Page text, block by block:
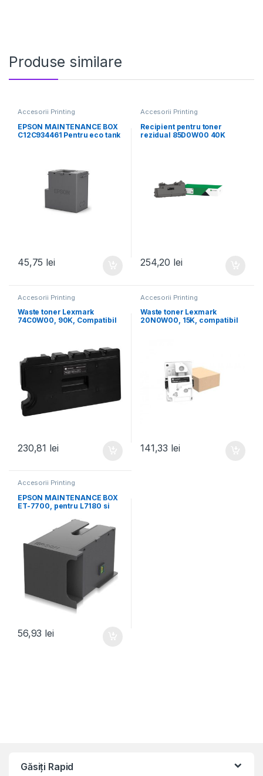
Produse similare
Accesorii Printing
EPSON MAINTENANCE BOX
C12C934461 Pentru eco tank
45,75 lei
Accesorii Printing
Recipient pentru toner
rezidual 85D0W00 40K
254,20 lei
Accesorii Printing
Waste toner Lexmark
74C0W00, 90K, Compatibil
230,81 lei
Accesorii Printing
Waste toner Lexmark
20N0W00, 15K, compatibil
141,33 lei
Accesorii Printing
EPSON MAINTENANCE BOX
ET-7700, pentru L7180 si
56,93 lei
Găsiți Rapid